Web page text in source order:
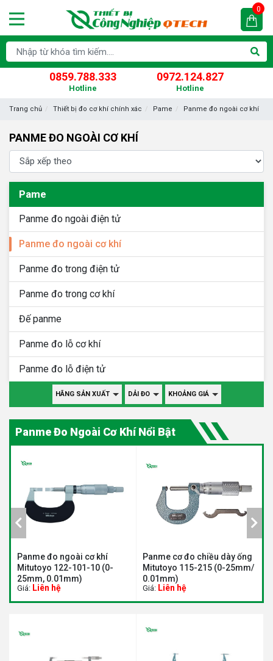
0859.788.333
Hotline
0972.124.827
Hotline
0
Trang chủ Thiết bị đo cơ khí chính xác Pame Panme đo ngoài cơ khí
PANME ĐO NGOÀI CƠ KHÍ
Panme Đo Ngoài Cơ Khí Nổi Bật
Panme đo ngoài cơ khí
Mitutoyo 122-101-10 (0-
25mm, 0.01mm)
Giá: Liên hệ
Panme cơ đo chiều dày ống
Mitutoyo 115-215 (0-25mm/
0.01mm)
Giá: Liên hệ
Pame
Panme đo ngoài điện tử
Panme đo ngoài cơ khí
Panme đo trong điện tử
Panme đo trong cơ khí
Đế panme
Panme đo lỗ cơ khí
Panme đo lỗ điện tử
HÃNG SẢN XUẤT DẢI ĐO KHOẢNG GIÁ